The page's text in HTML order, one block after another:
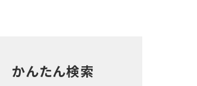
かんたん検索